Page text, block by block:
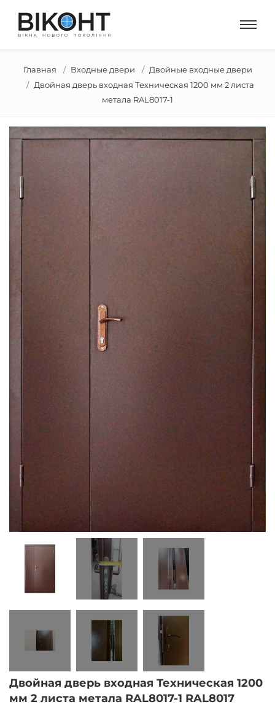
Главная Входные двери
Двойные входные двери
Двойная дверь входная Техническая 1200 мм 2 листа
метала RAL8017-1
Двойная дверь входная Техническая 1200
мм 2 листа метала RAL8017-1 RAL8017